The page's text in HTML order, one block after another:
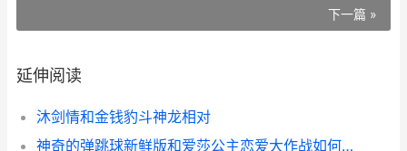
下一篇 »
延伸阅读
沐剑情和金钱豹斗神龙相对
神奇的弹跳球新鲜版和爱莎公主恋爱大作战如何玩 弹跳球的声音